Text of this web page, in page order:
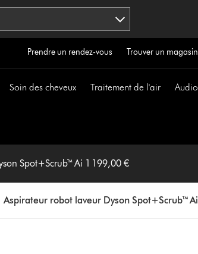
Prendre un rendez-vous Trouver un magasin
Soin des cheveux Traitement de l'air Audio
Spot+Scrub™ Ai 1 199,00 €
Aspirateur robot laveur Dyson Spot+Scrub™ Ai